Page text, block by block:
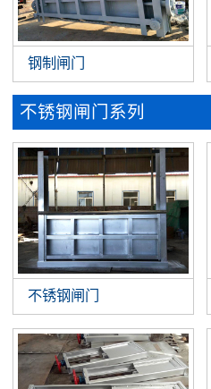
钢制闸门
不锈钢闸门系列
不锈钢闸门